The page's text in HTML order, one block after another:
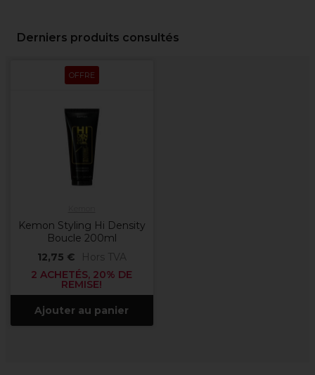
Derniers produits consultés
OFFRE
Kemon Styling Hi Density
Boucle 200ml
12,75 €
Hors TVA
2 ACHETÉS, 20% DE
REMISE!
Ajouter au panier